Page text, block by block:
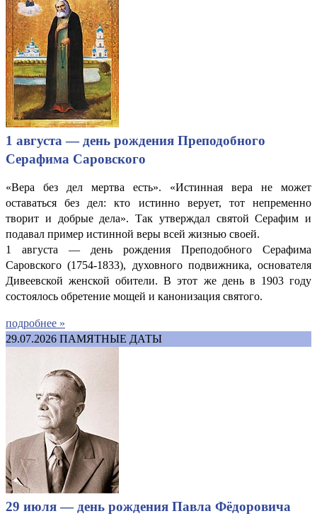
1 августа — день рождения Преподобного
Серафима Саровского
«Вера без дел мертва есть». «Истинная вера не может
оставаться без дел: кто истинно верует, тот непременно
творит и добрые дела». Так утверждал святой Серафим и
подавал пример истинной веры всей жизнью своей.
1 августа — день рождения Преподобного Серафима
Саровского (1754-1833), духовного подвижника, основателя
Дивеевской женской обители. В этот же день в 1903 году
состоялось обретение мощей и канонизация святого.
подробнее »
29.07.2026 ПАМЯТНЫЕ ДАТЫ
29 июля — день рождения Павла Фёдоровича